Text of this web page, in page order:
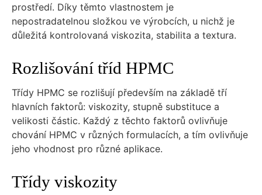
prostředí. Díky těmto vlastnostem je
nepostradatelnou složkou ve výrobcích, u nichž je
důležitá kontrolovaná viskozita, stabilita a textura.
Rozlišování tříd HPMC
Třídy HPMC se rozlišují především na základě tří
hlavních faktorů: viskozity, stupně substituce a
velikosti částic. Každý z těchto faktorů ovlivňuje
chování HPMC v různých formulacích, a tím ovlivňuje
jeho vhodnost pro různé aplikace.
Třídy viskozity